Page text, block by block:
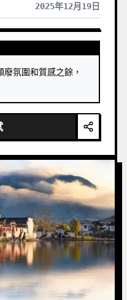
曲，腳踝交叉",
2025年12月19日
氛圍和質感之餘，